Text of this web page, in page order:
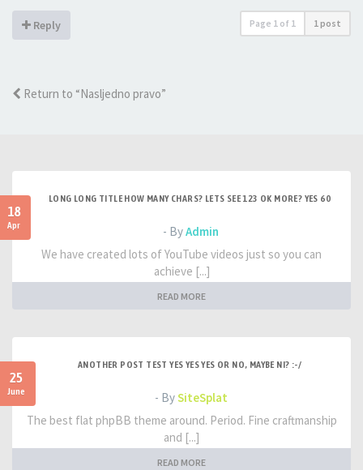
Reply Page 1 of 1 1 post
Return to “Nasljedno pravo”
18
Apr
LONG LONG TITLE HOW MANY CHARS? LETS SEE 123 OK MORE? YES 60
- ByAdmin
We have created lots of YouTube videos just so you can
achieve [...]
READ MORE
25
June
ANOTHER POST TEST YES YES YES OR NO, MAYBE NI? :-/
- BySiteSplat
The best flat phpBB theme around. Period. Fine craftmanship
and [...]
READ MORE